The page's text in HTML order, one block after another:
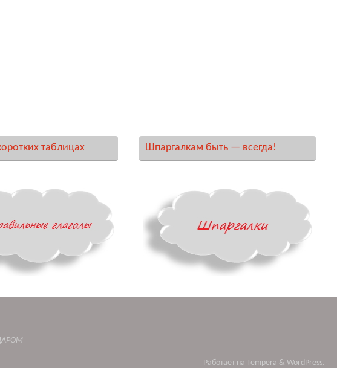
таблицах Шпаргалкам быть — всегда!
Работает на Tempera & WordPress.